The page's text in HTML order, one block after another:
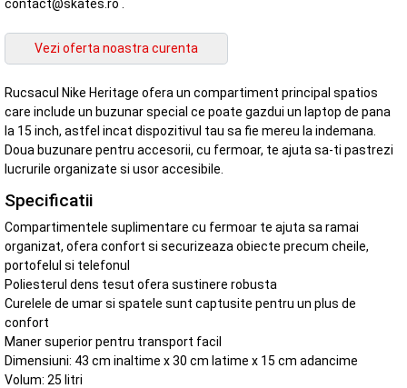
contact@skates.ro .
Rucsacul Nike Heritage ofera un compartiment principal spatios
care include un buzunar special ce poate gazdui un laptop de pana
la 15 inch, astfel incat dispozitivul tau sa fie mereu la indemana.
Doua buzunare pentru accesorii, cu fermoar, te ajuta sa-ti pastrezi
lucrurile organizate si usor accesibile.
Specificatii
Compartimentele suplimentare cu fermoar te ajuta sa ramai
organizat, ofera confort si securizeaza obiecte precum cheile,
portofelul si telefonul
Poliesterul dens tesut ofera sustinere robusta
Curelele de umar si spatele sunt captusite pentru un plus de
confort
Maner superior pentru transport facil
Dimensiuni: 43 cm inaltime x 30 cm latime x 15 cm adancime
Volum: 25 litri